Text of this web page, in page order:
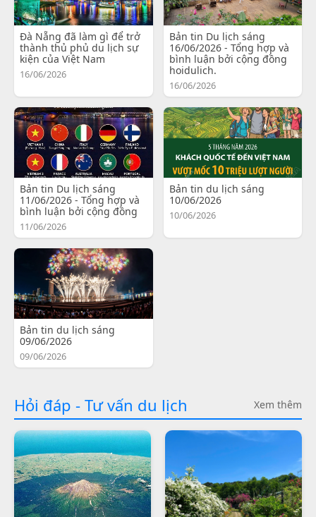
Đà Nẵng đã làm gì để trở
thành thủ phủ du lịch sự
kiện của Việt Nam
16/06/2026
Bản tin Du lịch sáng
16/06/2026 - Tổng hợp và
bình luận bởi cộng đồng
hoidulich.
16/06/2026
Bản tin Du lịch sáng
11/06/2026 - Tổng hợp và
bình luận bởi cộng đồng
11/06/2026
Bản tin du lịch sáng
10/06/2026
10/06/2026
Bản tin du lịch sáng
09/06/2026
09/06/2026
Hỏi đáp - Tư vấn du lịch Xem thêm